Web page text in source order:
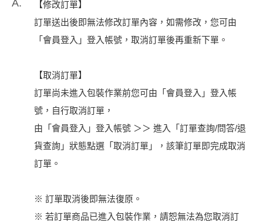
A.
【修改訂單】
訂單送出後即無法修改訂單內容，如需修改，您可由
「會員登入」登入帳號，取消訂單後再重新下單。
【取消訂單】
訂單尚未進入包裝作業前您可由「會員登入」登入帳
號，自行取消訂單，
由「會員登入」登入帳號 ＞＞ 進入「訂單查詢/問答/退
貨查詢」狀態點選「取消訂單」，該筆訂單即完成取消
訂單。
※ 訂單取消後即無法復原。
※ 若訂單商品已進入包裝作業，請恕無法為您取消訂